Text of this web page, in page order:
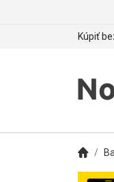
Kúpiť